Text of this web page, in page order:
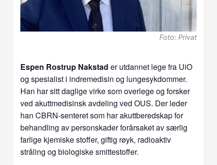
Foto: Privat
Espen Rostrup Nakstad er utdannet lege fra UiO
og spesialist i indremedisin og lungesykdommer.
Han har sitt daglige virke som overlege og forsker
ved akuttmedisinsk avdeling ved OUS. Der leder
han CBRN-senteret som har akuttberedskap for
behandling av personskader forårsaket av særlig
farlige kjemiske stoffer, giftig røyk, radioaktiv
stråling og biologiske smittestoffer.